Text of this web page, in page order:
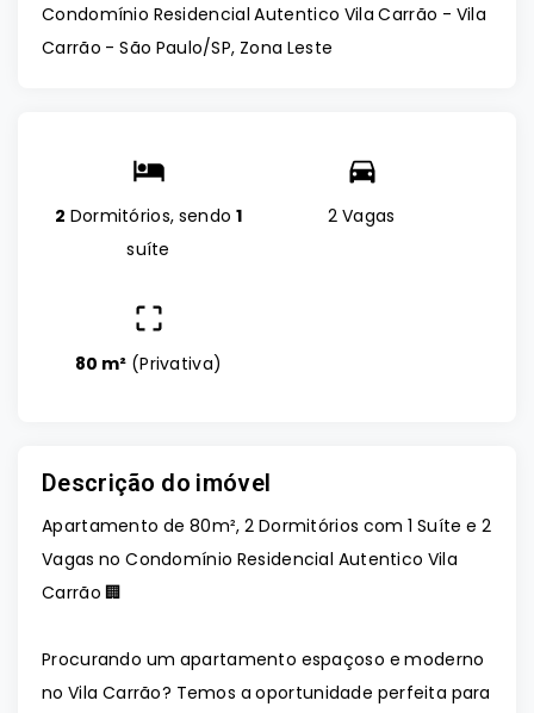
Condomínio Residencial Autentico Vila Carrão - Vila
Carrão - São Paulo/SP, Zona Leste
2 Dormitórios, sendo 1
suíte
2 Vagas
80 m² (Privativa)
Descrição do imóvel
Apartamento de 80m², 2 Dormitórios com 1 Suíte e 2
Vagas no Condomínio Residencial Autentico Vila
Carrão 🏢
Procurando um apartamento espaçoso e moderno
no Vila Carrão? Temos a oportunidade perfeita para